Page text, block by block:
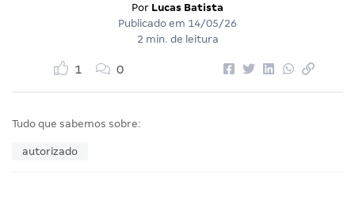
Por Lucas Batista
Publicado em 14/05/26
2 min. de leitura
1 0
Tudo que sabemos sobre:
autorizado